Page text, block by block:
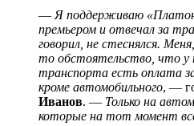
— Я поддерживаю
премьером и отвечал за
говорил, не стеснялся.
то обстоятельство, что у
транспорта есть оплата
кроме автомобильного, —
Иванов. — Только на
которые на тот момент